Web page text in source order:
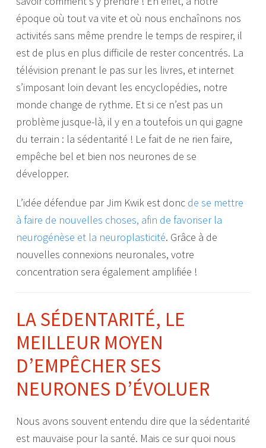
époque où tout va vite et où nous enchaînons nos
activités sans même prendre le temps de respirer, il
est de plus en plus difficile de rester concentrés. La
télévision prenant le pas sur les livres, et internet
s’imposant loin devant les encyclopédies, notre
monde change de rythme. Et si ce n’est pas un
problème jusque-là, il y en a toutefois un qui gagne
du terrain : la sédentarité ! Le fait de ne rien faire,
empêche bel et bien nos neurones de se
développer.
L’idée défendue par Jim Kwik est donc de se mettre
à faire de nouvelles choses, afin de favoriser la
neurogénèse et la neuroplasticité. Grâce à de
nouvelles connexions neuronales, votre
concentration sera également amplifiée !
LA SÉDENTARITÉ, LE
MEILLEUR MOYEN
D’EMPÊCHER SES
NEURONES D’ÉVOLUER
Nous avons souvent entendu dire que la sédentarité
est mauvaise pour la santé. Mais ce sur quoi nous